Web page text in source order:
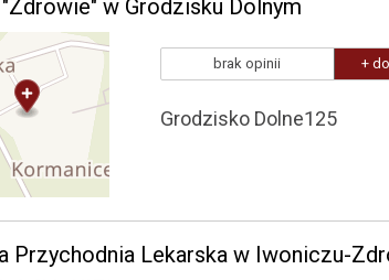
w Grodzisku Dolnym
brak opinii +
Grodzisko Dolne125
Przychodnia Lekarska w Iwoniczu-